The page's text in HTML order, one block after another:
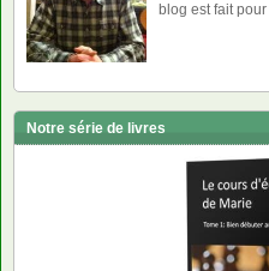
blog est fait
Notre série de livres